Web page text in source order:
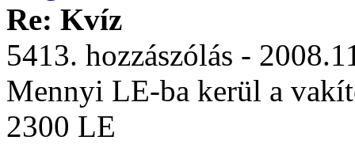
Re: Kvíz
5413. hozzászólás -
Mennyi LE-ba kerül a
2300 LE